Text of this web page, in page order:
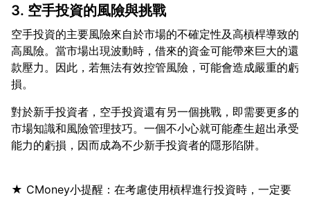
3. 空手投資的風險與挑戰
空手投資的主要風險來自於市場的不確定性及高槓桿導致的
高風險。當市場出現波動時，借來的資金可能帶來巨大的還
款壓力。因此，若無法有效控管風險，可能會造成嚴重的虧
對於新手投資者，空手投資還有另一個挑戰，即需要更多的
市場知識和風險管理技巧。一個不小心就可能產生超出承受
★ CMoney小提醒：在考慮使用槓桿進行投資時，一定要